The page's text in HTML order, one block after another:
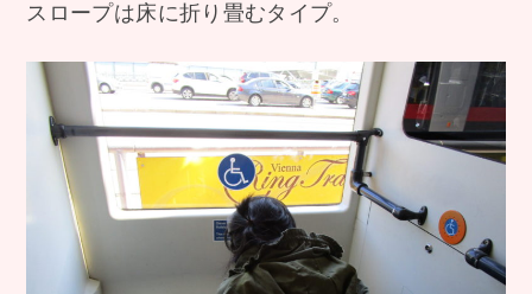
スロープは床に折り畳むタイプ。